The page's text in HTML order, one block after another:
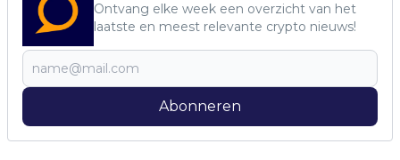
Ontvang elke week een overzicht van het
laatste en meest relevante crypto nieuws!
Abonneren